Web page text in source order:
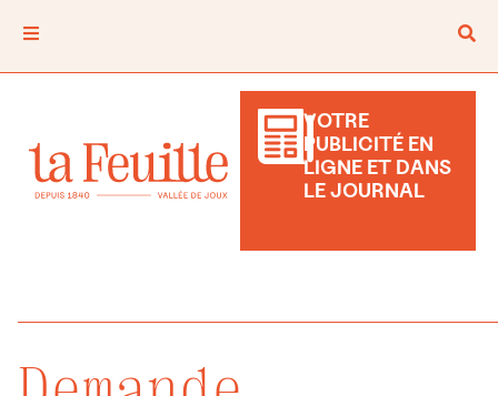
VOTRE
PUBLICITÉ EN
LIGNE ET DANS
LE JOURNAL